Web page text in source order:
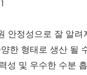
안정성으로 잘 알
한 형태로 생산 될
성 및 우수한 수분